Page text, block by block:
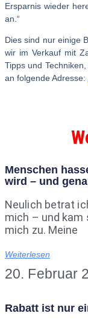
Ersparnis wieder
an.“
Dies sind nur einige
wir im Verkauf mit
Tipps und
an folgende Adresse:
Menschen
wird – und
Neulich betrat
mich – und
mich zu. Meine
Weiterlesen
20. Februar
Rabatt ist nur